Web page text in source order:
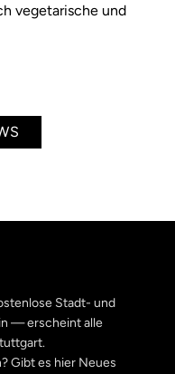
vegetarische und
Stadt- und
— erscheint alle
Gibt es hier Neues